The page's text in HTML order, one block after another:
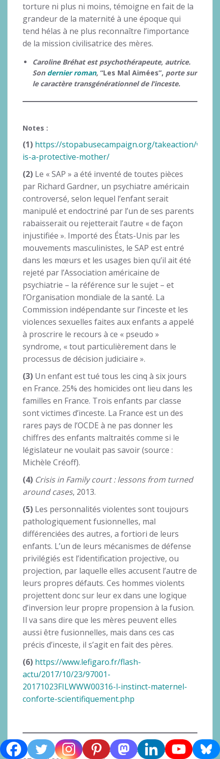
torture ni plus ni moins, témoigne en fait de la
grandeur de la maternité à une époque qui
tend hélas à ne plus reconnaître l’importance
de la mission civilisatrice des mères.
Caroline Bréhat est psychothérapeute, autrice.
Son dernier roman, “Les Mal Aimées”, porte sur
le caractère transgénérationnel de l’inceste.
Notes :
(1) https://stopabusecampaign.org/takeaction/what-
is-a-protective-mother/
(2) Le « SAP » a été inventé de toutes pièces
par Richard Gardner, un psychiatre américain
controversé, selon lequel l’enfant serait
manipulé et endoctriné par l’un de ses parents
rabaisserait ou rejetterait l’autre « de façon
injustifiée ». Importé des États-Unis par les
mouvements masculinistes, le SAP est entré
dans les mœurs et les usages bien qu’il ait été
rejeté par l’Association américaine de
psychiatrie – la référence sur le sujet – et
l’Organisation mondiale de la santé. La
Commission indépendante sur l’inceste et les
violences sexuelles faites aux enfants a appelé
à proscrire le recours à ce « pseudo »
syndrome, « tout particulièrement dans le
processus de décision judiciaire ».
(3) Un enfant est tué tous les cinq à six jours
en France. 25% des homicides ont lieu dans les
familles en France. Trois enfants par classe
sont victimes d’inceste. La France est un des
rares pays de l’OCDE à ne pas donner les
chiffres des enfants maltraités comme si le
législateur ne voulait pas savoir (source :
Michèle Créoff).
(4) Crisis in Family court : lessons from turned
around cases, 2013.
(5) Les personnalités violentes sont toujours
pathologiquement fusionnelles, mal
différenciées des autres, a fortiori de leurs
enfants. L’un de leurs mécanismes de défense
privilégiés est l’identification projective, ou
projection, par laquelle elles accusent l’autre de
leurs propres défauts. Ces hommes violents
projettent donc sur leur ex dans une logique
d’inversion leur propre propension à la fusion.
Il va sans dire que les mères peuvent elles
aussi être fusionnelles, mais dans ces cas
précis d’inceste, il s’agit en fait des pères.
(6) https://www.lefigaro.fr/flash-
actu/2017/10/23/97001-
20171023FILWWW00316-l-instinct-maternel-
conforte-scientifiquement.php
Cet article, qui a été publié dans France-Soir le